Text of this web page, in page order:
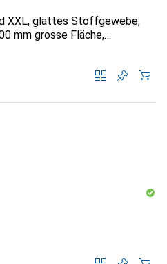
XXL, glattes Stoffgewebe,
mm grosse Fläche,